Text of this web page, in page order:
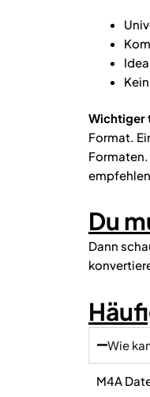
Wichtiger
Format.
Du
Dann
Wie
M4A